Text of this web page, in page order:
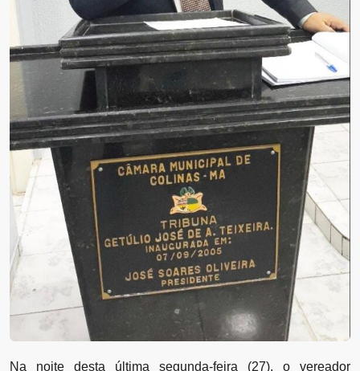
Na noite desta última segunda-feira (27), o vereador